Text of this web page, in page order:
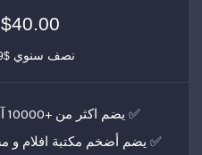
$40.00 USDT
نصف سنوي$0.99 رسوم إعداد
✅ يضم اكثر من +10000 آلاف قناة بجودة عالية 4k